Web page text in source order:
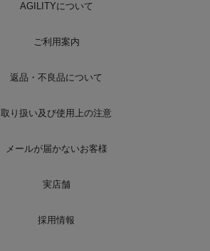
AGILITYについて
ご利用案内
返品・不良品について
取り扱い及び使用上の注意
メールが届かないお客様
実店舗
採用情報